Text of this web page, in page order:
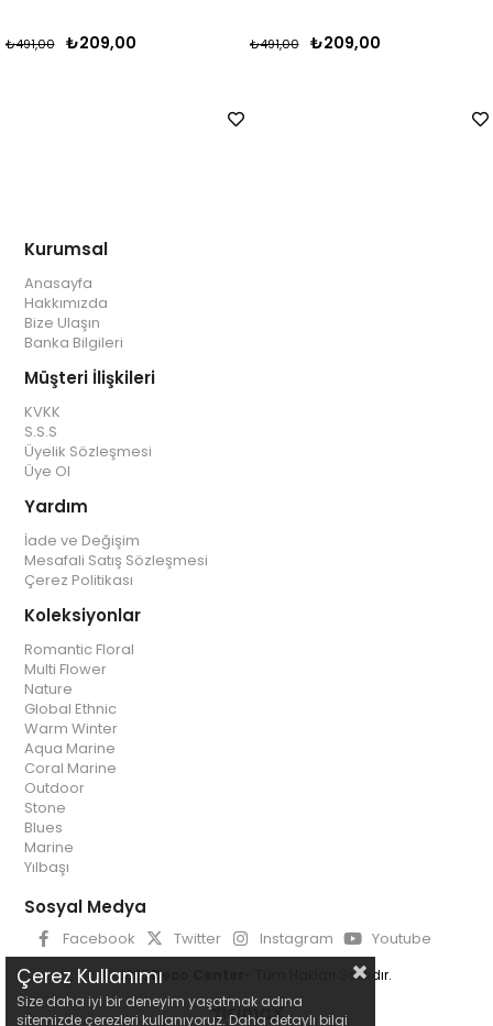
₺209,00
₺491,00 ₺209,00
₺491,00
Kurumsal
Anasayfa
Hakkımızda
Bize Ulaşın
Banka Bilgileri
Müşteri İlişkileri
KVKK
S.S.S
Üyelik Sözleşmesi
Üye Ol
Yardım
İade ve Değişim
Mesafali Satış Sözleşmesi
Çerez Politikası
Koleksiyonlar
Romantic Floral
Multi Flower
Nature
Global Ethnic
Warm Winter
Aqua Marine
Coral Marine
Outdoor
Stone
Blues
Marine
Yılbaşı
Sosyal Medya
Facebook Twitter Instagram Youtube
© 2025Deco Center - Tüm Hakları Saklıdır.
Çerez Kullanımı
Size daha iyi bir deneyim yaşatmak adına
sitemizde çerezleri kullanıyoruz. Daha detaylı bilgi